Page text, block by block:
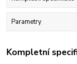
Parametry
Kompletní